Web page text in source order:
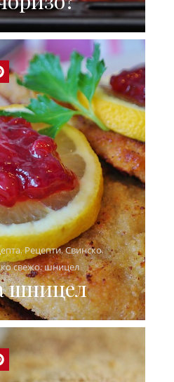
,Рецепти,Свинско,
свежо,шницел
шницел